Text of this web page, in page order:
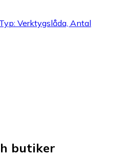
Verktygslåda, Antal
butiker